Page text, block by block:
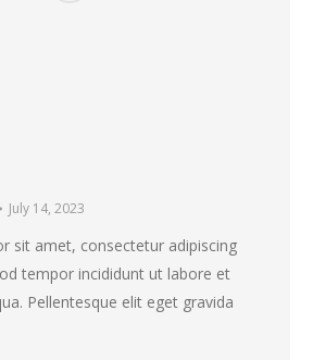
July 14, 2023
sit amet, consectetur adipiscing
tempor incididunt ut labore et
Pellentesque elit eget gravida